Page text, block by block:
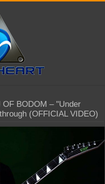
OF BODOM – "Under
(OFFICIAL VIDEO)